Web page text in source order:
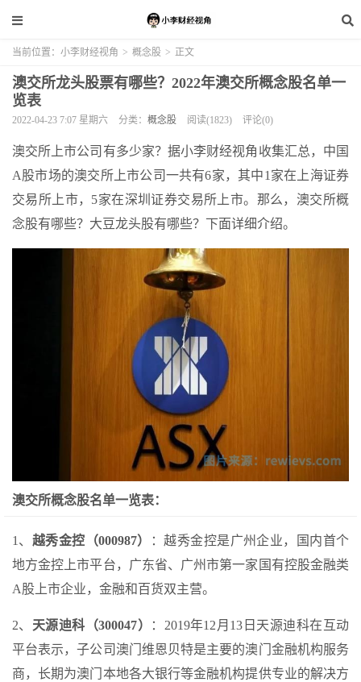
当前位置： 小李财经视角 > 概念股 > 正文
澳交所龙头股票有哪些？2022年澳交所概念股名单一
览表
2022-04-23 7:07 星期六 分类： 概念股 阅读(1823) 评论(0)
澳交所上市公司有多少家？据小李财经视角收集汇总，中国
A股市场的澳交所上市公司一共有6家，其中1家在上海证券
交易所上市，5家在深圳证券交易所上市。那么，澳交所概
念股有哪些？大豆龙头股有哪些？下面详细介绍。
澳交所概念股名单一览表：
1、 越秀金控（000987）
：越秀金控是广州企业，国内首个
地方金控上市平台，广东省、广州市第一家国有控股金融类
A股上市企业，金融和百货双主营。
2、 天源迪科（300047）
：2019年12月13日天源迪科在互动
平台表示，子公司澳门维恩贝特是主要的澳门金融机构服务
商，长期为澳门本地各大银行等金融机构提供专业的解决方